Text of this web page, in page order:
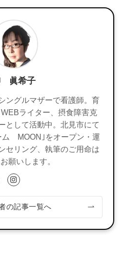
眞希子
ングルマザーで看護師。育
ライター、摂食障害克
として活動中。北見市にて
ム MOON｣をオープン・運
セリング、執筆のご用命は
願いします。
の記事一覧へ